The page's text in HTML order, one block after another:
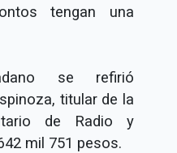
tengan una
se refirió
titular de la
de Radio y
mil 751 pesos.